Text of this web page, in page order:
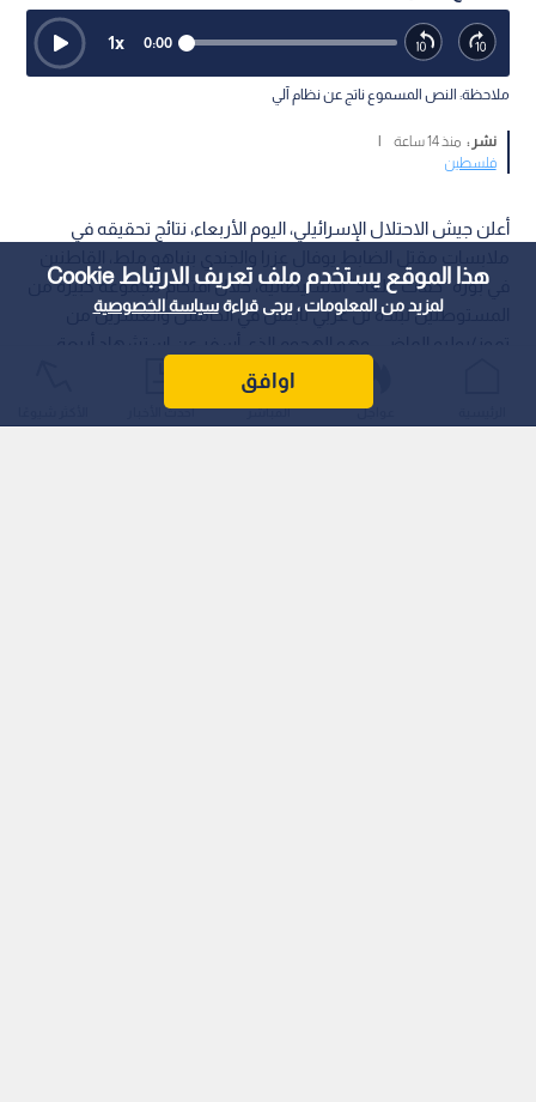
هذا الموقع يستخدم ملف تعريف الارتباط Cookie
لمزيد من المعلومات ، يرجى قراءةسياسة الخصوصية
اوافق
0:00
1x
ملاحظة: النص المسموع ناتج عن نظام آلي
نشر : منذ 14 ساعة
|
فلسطين
أعلن جيش الاحتلال الإسرائيلي، اليوم الأربعاء، نتائج تحقيقه في
في بؤرة "حفات غلعاد" الاستيطانية، خلال اقتحام مجموعة كبيرة من
المستوطنين لبلدة تل غربي نابلس في الخامس والعشرين من
مواطنين فلسطينيين من أبناء البلدة خلال تصديهم للاعتداء.
عواجل المباشر أحدث الأخبار